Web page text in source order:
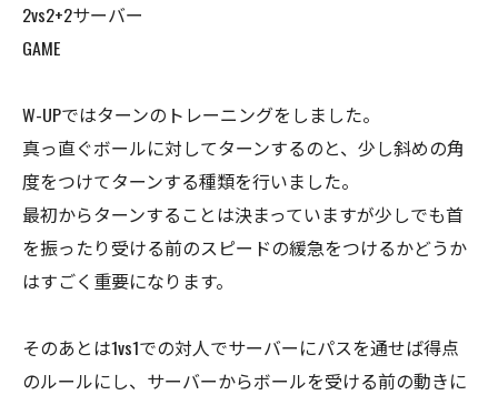
2vs2+2サーバー
GAME
W-UPではターンのトレーニングをしました。
真っ直ぐボールに対してターンするのと、少し斜めの角
度をつけてターンする種類を行いました。
最初からターンすることは決まっていますが少しでも首
を振ったり受ける前のスピードの緩急をつけるかどうか
はすごく重要になります。
そのあとは1vs1での対人でサーバーにパスを通せば得点
のルールにし、サーバーからボールを受ける前の動きに